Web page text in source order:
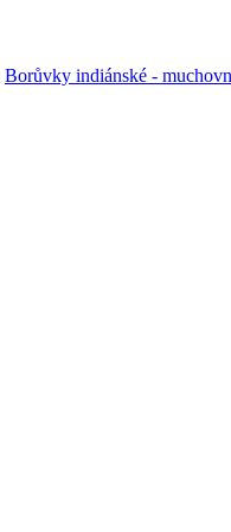
Borůvky indiánské -